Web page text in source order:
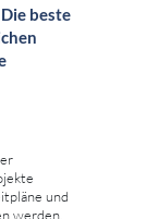
beste
und
werden.